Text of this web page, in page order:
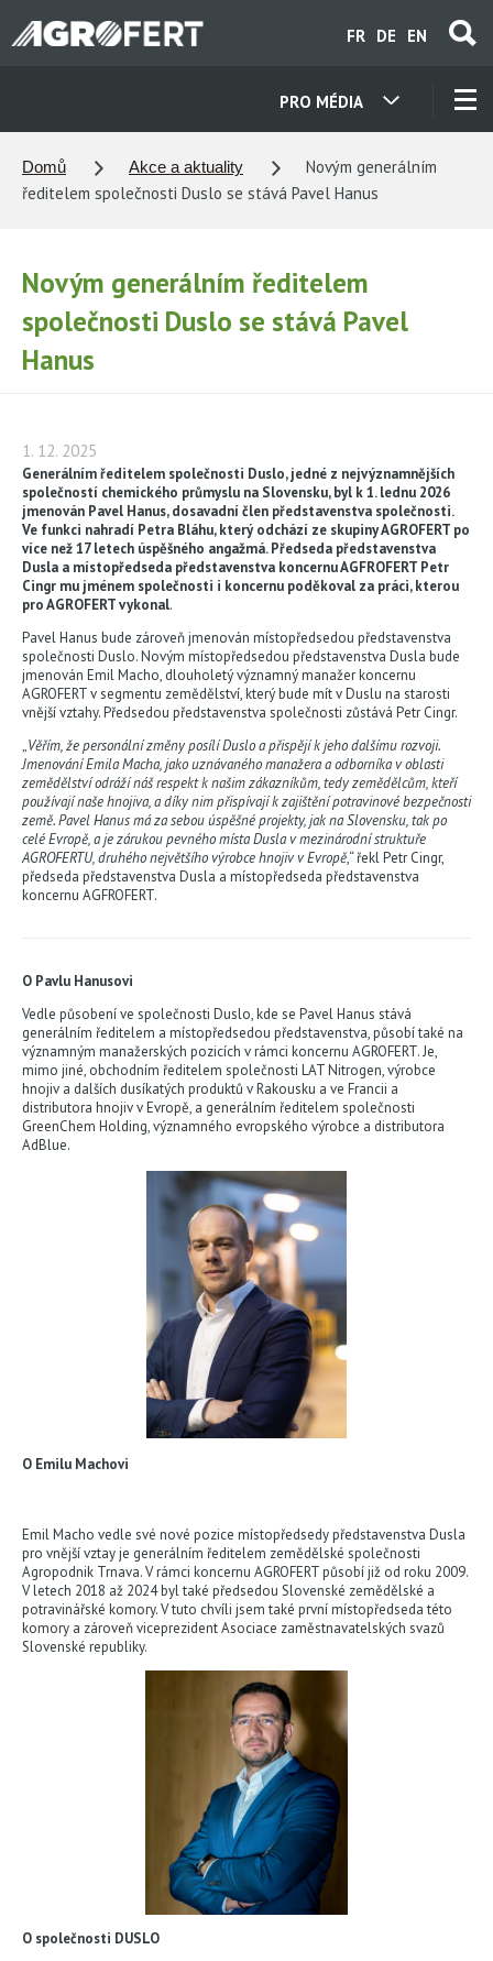
EN
DE
FR
PRO MÉDIA
KONTAKTY
O NÁS
Domů Akce a aktuality
Novým generálním
ředitelem společnosti Duslo se stává Pavel Hanus
Novým generálním ředitelem
společnosti Duslo se stává Pavel
Hanus
1. 12. 2025
Generálním ředitelem společnosti Duslo, jedné z nejvýznamnějších
společností chemického průmyslu na Slovensku, byl k 1. lednu 2026
jmenován Pavel Hanus, dosavadní člen představenstva společnosti.
Ve funkci nahradí Petra Bláhu, který odchází ze skupiny AGROFERT po
více než 17 letech úspěšného angažmá. Předseda představenstva
Dusla a místopředseda představenstva koncernu AGFROFERT Petr
Cingr mu jménem společnosti i koncernu poděkoval za práci, kterou
pro AGROFERT vykonal.
Pavel Hanus bude zároveň jmenován místopředsedou představenstva
společnosti Duslo. Novým místopředsedou představenstva Dusla bude
jmenován Emil Macho, dlouholetý významný manažer koncernu
AGROFERT v segmentu zemědělství, který bude mít v Duslu na starosti
vnější vztahy. Předsedou představenstva společnosti zůstává Petr Cingr.
„Věřím, že personální změny posílí Duslo a přispějí k jeho dalšímu rozvoji.
Jmenování Emila Macha, jako uznávaného manažera a odborníka v oblasti
zemědělství odráží náš respekt k našim zákazníkům, tedy zemědělcům, kteří
používají naše hnojiva, a díky nim přispívají k zajištění potravinové bezpečnosti
země. Pavel Hanus má za sebou úspěšné projekty, jak na Slovensku, tak po
celé Evropě, a je zárukou pevného místa Dusla v mezinárodní struktuře
AGROFERTU, druhého největšího výrobce hnojiv v Evropě,“ řekl Petr Cingr,
předseda představenstva Dusla a místopředseda představenstva
koncernu AGFROFERT.
O Pavlu Hanusovi
Vedle působení ve společnosti Duslo, kde se Pavel Hanus stává
generálním ředitelem a místopředsedou představenstva, působí také na
významným manažerských pozicích v rámci koncernu AGROFERT. Je,
mimo jiné, obchodním ředitelem společnosti LAT Nitrogen, výrobce
hnojiv a dalších dusíkatých produktů v Rakousku a ve Francii a
distributora hnojiv v Evropě, a generálním ředitelem společnosti
GreenChem Holding, významného evropského výrobce a distributora
AdBlue.
O Emilu Machovi
Emil Macho vedle své nové pozice místopředsedy představenstva Dusla
pro vnější vztay je generálním ředitelem zemědělské společnosti
Agropodnik Trnava. V rámci koncernu AGROFERT působí již od roku 2009.
V letech 2018 až 2024 byl také předsedou Slovenské zemědělské a
potravinářské komory. V tuto chvíli jsem také první místopředseda této
komory a zároveň viceprezident Asociace zaměstnavatelských svazů
Slovenské republiky.
O společnosti DUSLO